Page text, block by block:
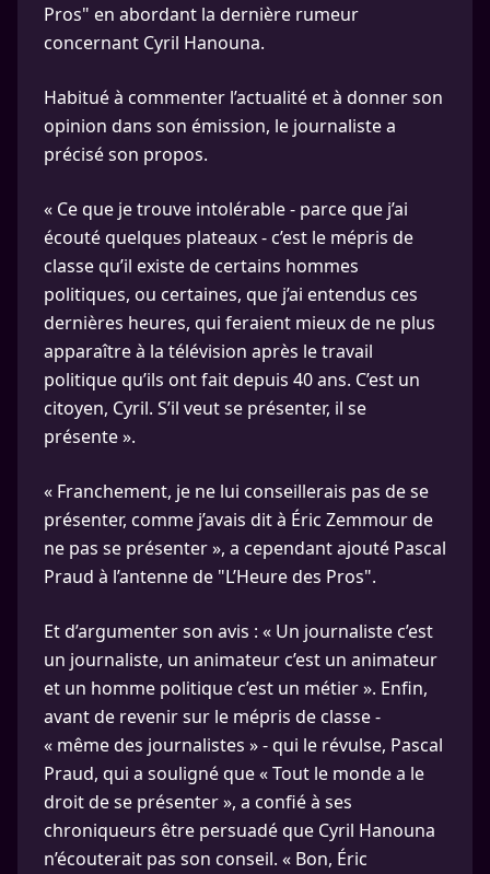
Pros" en abordant la dernière rumeur
concernant Cyril Hanouna.
Habitué à commenter l’actualité et à donner son
opinion dans son émission, le journaliste a
précisé son propos.
« Ce que je trouve intolérable - parce que j’ai
écouté quelques plateaux - c’est le mépris de
classe qu’il existe de certains hommes
politiques, ou certaines, que j’ai entendus ces
dernières heures, qui feraient mieux de ne plus
apparaître à la télévision après le travail
politique qu’ils ont fait depuis 40 ans. C’est un
citoyen, Cyril. S’il veut se présenter, il se
présente ».
« Franchement, je ne lui conseillerais pas de se
présenter, comme j’avais dit à Éric Zemmour de
ne pas se présenter », a cependant ajouté Pascal
Praud à l’antenne de "L’Heure des Pros".
Et d’argumenter son avis : « Un journaliste c’est
un journaliste, un animateur c’est un animateur
et un homme politique c’est un métier ». Enfin,
avant de revenir sur le mépris de classe -
« même des journalistes » - qui le révulse, Pascal
Praud, qui a souligné que « Tout le monde a le
droit de se présenter », a confié à ses
chroniqueurs être persuadé que Cyril Hanouna
n’écouterait pas son conseil. « Bon, Éric